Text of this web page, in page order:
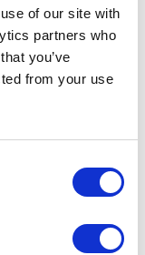
of our site with
partners who
you’ve
from your use